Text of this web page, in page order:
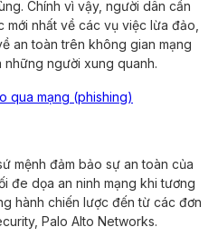
Chính vì vậy, người dân cần
nhất về các vụ việc lừa đảo,
an toàn trên không gian mạng
người xung quanh.
qua mạng (phishing)
mệnh đảm bảo sự an toàn của
đe dọa an ninh mạng khi tương
hành chiến lược đến từ các đơn
Palo Alto Networks.